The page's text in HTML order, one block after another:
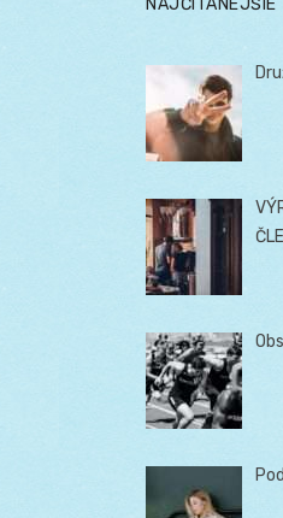
NAJČÍTANEJŠIE